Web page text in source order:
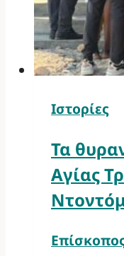
Ιστορίες
Τα
Αγίας